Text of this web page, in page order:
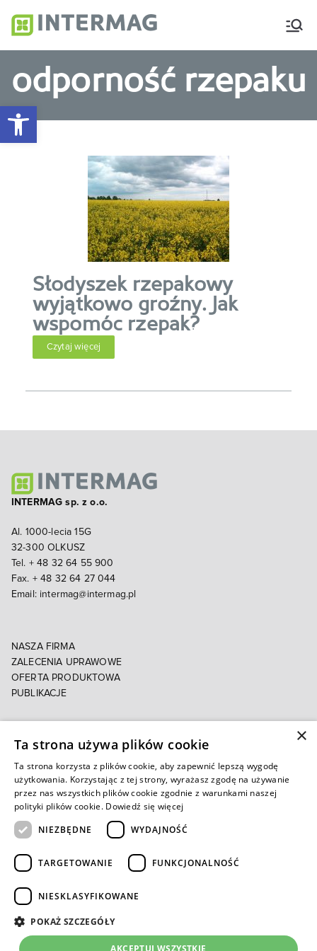
Otwórz pasek narzędzi
dolistnych i biostymulatorów
odporność rzepaku
Słodyszek rzepakowy
wyjątkowo groźny. Jak
wspomóc rzepak?
Czytaj więcej
INTERMAG sp. z o.o.
Al. 1000-lecia 15G
32-300 OLKUSZ
Tel. + 48 32 64 55 900
Fax. + 48 32 64 27 044
Email: intermag@intermag.pl
NASZA FIRMA
ZALECENIA UPRAWOWE
OFERTA PRODUKTOWA
PUBLIKACJE
POLITYKA COOKIES
E-FAKTURA
Autoryzowany e-sklep
×
Ta strona używa plików cookie
Ta strona korzysta z plików cookie, aby zapewnić lepszą wygodę
użytkowania. Korzystając z tej strony, wyrażasz zgodę na używanie
przez nas wszystkich plików cookie zgodnie z warunkami naszej
polityki plików cookie. Dowiedź się więcej
NIEZBĘDNE
WYDAJNOŚĆ
TARGETOWANIE FUNKCJONALNOŚĆ
NIESKLASYFIKOWANE
POKAŻ SZCZEGÓŁY
AKCEPTUJ WSZYSTKIE